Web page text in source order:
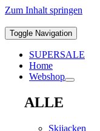
Zum Inhalt springen
Toggle Navigation
SUPERSALE
Home
Webshop
ALLE
Skijacken